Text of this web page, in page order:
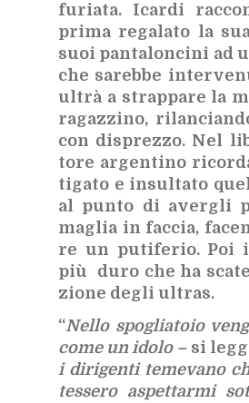
fu­ria­ta. Icar­di
pri­ma re­ga­la­to la
suoi pan­ta­lon­ci­ni ad
che sa­reb­be
ul­trà a strap­pa­re la
ra­gaz­zi­no,
con di­sprez­zo. Nel
to­re ar­gen­ti­no
ti­ga­to e in­sul­ta­to
al pun­to di aver­gli
ma­glia in fac­cia,
re un pu­ti­fe­rio. Poi
più duro che ha
zio­ne de­gli ul­tras.
“Nel­lo spo­glia­to­io
come un ido­lo – si
i di­ri­gen­ti te­me­va­no
tes­se­ro aspet­tar­mi